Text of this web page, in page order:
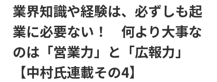
業界知識や経験は、必ずしも起
業に必要ない！ 何より大事な
のは「営業力」と「広報力」
【中村氏連載その4】